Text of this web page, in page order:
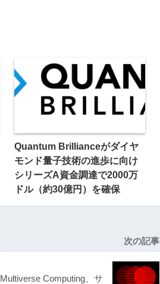
Quantum Brillianceがダイヤ
モンド量子技術の進歩に向け
シリーズA資金調達で2000万
ドル（約30億円）を確保
次の記事
Multiverse Computing、サ